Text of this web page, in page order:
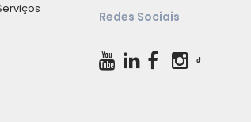
Redes Sociais